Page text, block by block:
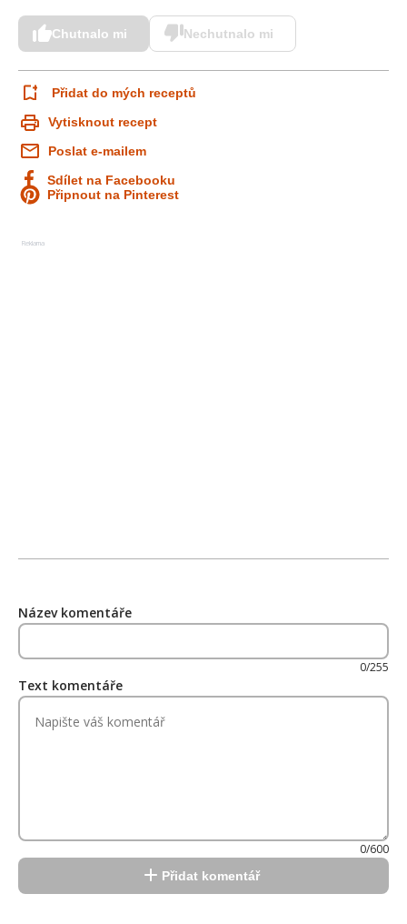
Chutnalo mi Nechutnalo mi
Přidat do mých receptů
Vytisknout recept
Poslat e-mailem
Sdílet na Facebooku
Připnout na Pinterest
Reklama
Název komentáře
0/255
Text komentáře
0/600
Přidat komentář